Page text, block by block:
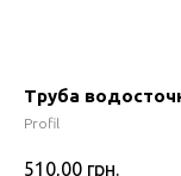
Труба
Profil
510,00 грн.